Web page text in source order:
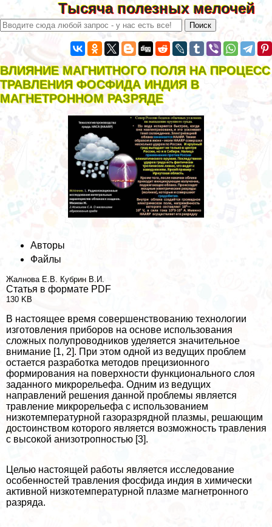
Тысяча полезных мелочей
ВЛИЯНИЕ МАГНИТНОГО ПОЛЯ НА ПРОЦЕСС
ТРАВЛЕНИЯ ФОСФИДА ИНДИЯ В
МАГНЕТРОННОМ РАЗРЯДЕ
Авторы
Файлы
Жалнова Е.В. Кубрин В.И.
Статья в формате PDF
130 KB
В настоящее время совершенствованию технологии
изготовления приборов на основе использования
сложных полупроводников уделяется значительное
внимание [1, 2]. При этом одной из ведущих проблем
остается разработка методов прецизионного
формирования на поверхности функционального слоя
заданного микрорельефа. Одним из ведущих
направлений решения данной проблемы является
травление микрорельефа с использованием
низкотемпературной газоразрядной плазмы, решающим
достоинством которого является возможность травления
с высокой анизотропностью [3].
Целью настоящей работы является исследование
особенностей травления фосфида индия в химически
активной низкотемпературной плазме магнетронного
разряда.